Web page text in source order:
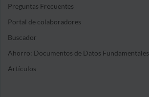
Preguntas Frecuentes
Portal de colaboradores
Buscador
Ahorro: Documentos de Datos Fundamentales
Artículos